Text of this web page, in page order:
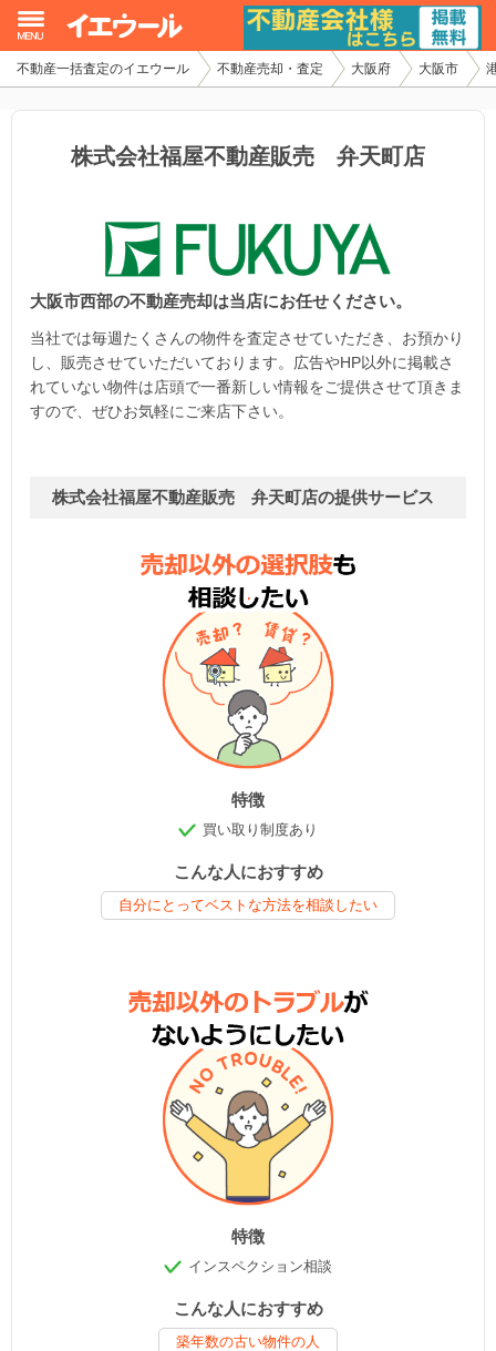
不動産一括査定のイエウール 不動産売却・査定 大阪府 大阪市
株式会社福屋不動産販売 弁天町店
大阪市西部の不動産売却は当店にお任せください。
当社では毎週たくさんの物件を査定させていただき、お預かり
し、販売させていただいております。広告やHP以外に掲載さ
れていない物件は店頭で一番新しい情報をご提供させて頂きま
すので、ぜひお気軽にご来店下さい。
株式会社福屋不動産販売 弁天町店の提供サービス
特徴
買い取り制度あり
こんな人におすすめ
自分にとってベストな方法を相談したい
特徴
インスペクション相談
こんな人におすすめ
築年数の古い物件の人
イエウール加盟希望の不動産会社様
不動産の売却・一括査定
家査定シミュレーター
お問い合わせ